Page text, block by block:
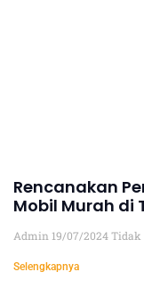
Rencanakan
Mobil Murah di
Admin 19/07/2024Tidak
Selengkapnya